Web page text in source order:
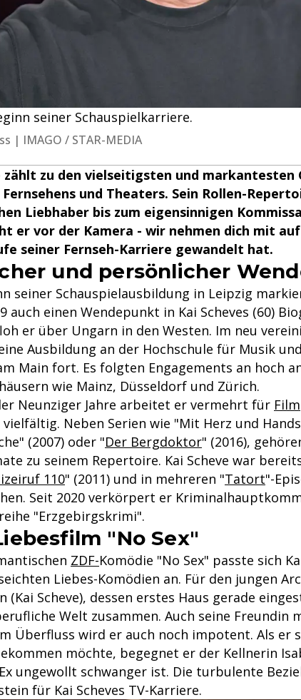
seiner Schauspielkarriere.
| IMAGO / STAR-MEDIA
zählt zu den vielseitigsten und markantesten
und Theaters. Sein Rollen-
Liebhaber bis zum eigensinnigen
er vor der Kamera - wir nehmen dich mit
seiner Fernseh-Karriere gewandelt hat.
und persönlicher
seiner Schauspielausbildung in Leipzig
auch einen Wendepunkt in Kai Scheves (60)
er über Ungarn in den Westen. Im neu
Ausbildung an der Hochschule für Musik
Main fort. Es folgten Engagements an hoch
wie Mainz, Düsseldorf und Zürich.
Neunziger Jahre arbeitet er vermehrt für Film
vielfältig. Neben Serien wie "Mit Herz und
(2007) oder "Der Bergdoktor" (2016),
zu seinem Repertoire. Kai Scheve war
110" (2011) und in mehreren "Tatort"-
Seit 2020 verkörpert er
"Erzgebirgskrimi".
"No Sex"
ZDF-Komödie "No Sex" passte sich
Liebes-Komödien an. Für den jungen
(Kai Scheve), dessen erstes Haus gerade
Welt zusammen. Auch seine Freundin
Überfluss wird er auch noch impotent. Als er
möchte, begegnet er der Kellnerin
ungewollt schwanger ist. Die turbulente
für Kai Scheves TV-Karriere.